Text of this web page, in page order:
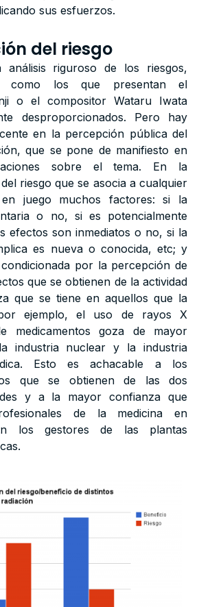
sus esfuerzos.
del riesgo
análisis riguroso de los riesgos,
como los que presentan el
o el compositor Wataru Iwata
desproporcionados. Pero hay
en la percepción pública del
que se pone de manifiesto en
sobre el tema. En la
riesgo que se asocia a cualquier
en juego muchos factores: si la
o no, si es potencialmente
efectos son inmediatos o no, si la
es nueva o conocida, etc; y
por la percepción de
que se obtienen de la actividad
que se tiene en aquellos que la
ejemplo, el uso de rayos X
medicamentos goza de mayor
industria nuclear y la industria
Esto es achacable a los
que se obtienen de las dos
y a la mayor confianza que
de la medicina en
los gestores de las plantas